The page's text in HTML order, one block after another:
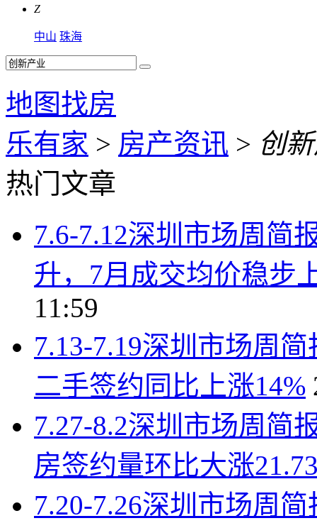
Z
中山 珠海
地图找房
乐有家 > 房产资讯 > 创
热门文章
7.6-7.12深圳市场周简
升，7月成交均价稳步
11:59
7.13-7.19深圳市场周
二手签约同比上涨14%
7.27-8.2深圳市场周简
房签约量环比大涨
7.20-7.26深圳市场周